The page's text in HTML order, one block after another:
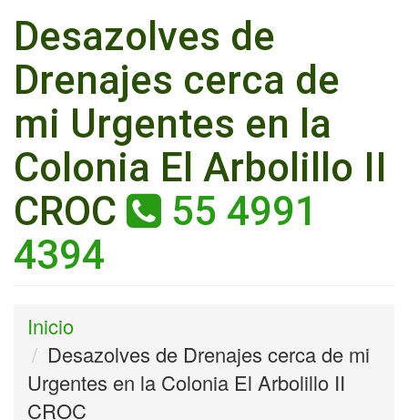
Desazolves de
Drenajes cerca de
mi Urgentes en la
Colonia El Arbolillo II
CROC
55 4991
4394
Inicio
Desazolves de Drenajes cerca de mi
Urgentes en la Colonia El Arbolillo II
CROC